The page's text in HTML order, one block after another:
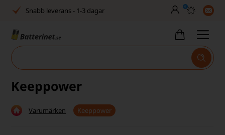
Inga dolda avgifter
Fasta låga priser
Bra Trustscore
Billig leverans från 49,-
Snabb leverans - 1-3 dagar
0
Keeppower
Varumärken Keeppower